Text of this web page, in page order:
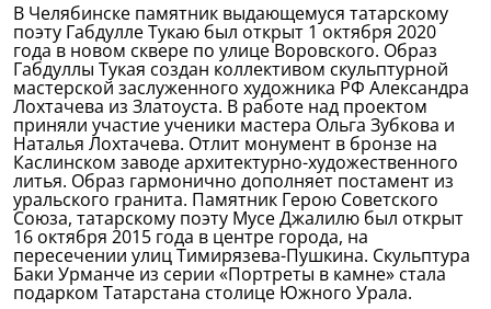
В Челябинске памятник выдающемуся татарскому
поэту Габдулле Тукаю был открыт 1 октября 2020
года в новом сквере по улице Воровского. Образ
Габдуллы Тукая создан коллективом скульптурной
мастерской заслуженного художника РФ Александра
Лохтачева из Златоуста. В работе над проектом
приняли участие ученики мастера Ольга Зубкова и
Наталья Лохтачева. Отлит монумент в бронзе на
Каслинском заводе архитектурно-художественного
литья. Образ гармонично дополняет постамент из
уральского гранита. Памятник Герою Советского
Союза, татарскому поэту Мусе Джалилю был открыт
16 октября 2015 года в центре города, на
пересечении улиц Тимирязева-Пушкина. Скульптура
Баки Урманче из серии «Портреты в камне» стала
подарком Татарстана столице Южного Урала.